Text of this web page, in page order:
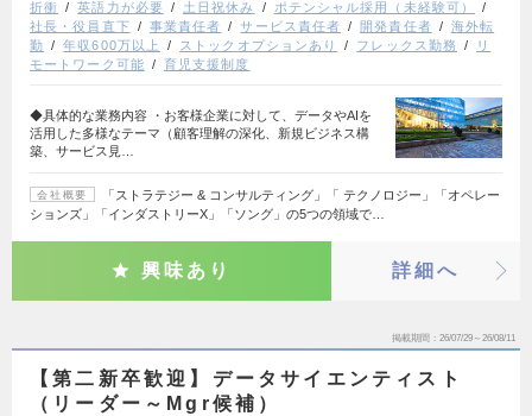
折衝 英語力が必要 土日祝休み
ポテンシャル採用（未経験可）
社長・役員直下
事業責任者 サービス責任者 開発責任者
海外転
勤
年収600万以上 ストックオプションあり フレックス勤務
リ
モートワーク可能
育児支援制度
◆具体的な業務内容 ・お客様企業に対して、データやAIを
活用した多様なテーマ（顧客理解の深化、新規ビジネス構
築、サービス見…
会社概要
「ストラテジー & コンサルティング」「 テクノロジー」「オペレー
ションズ」「インダストリーX」「ソング」の5つの領域で…
興味あり 詳細へ
掲載期間 26/07/29～26/08/11
【第二新卒歓迎】データサイエンティスト
（リーダー～Mgr候補）